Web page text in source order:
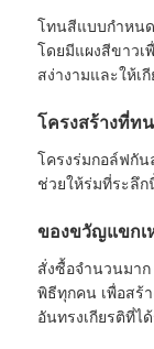
โทนสีแบบกำหน
โดยมีแผงสีขาวเ
สง่างามและให้เ
โครงสร้างที่ท
โครงร่มกอล์ฟกั
ช่วยให้ร่มที่ระลึ
ของขวัญแขก
สั่งซื้อจำนวนมาก
พิธีทุกคน เพื่อสร้
อันทรงเกียรติที่ไ